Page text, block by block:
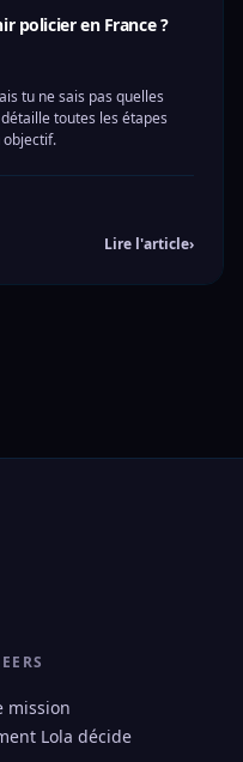
policier en France ?
tu ne sais pas quelles
toutes les étapes
Lire l'article›
mission
Lola décide